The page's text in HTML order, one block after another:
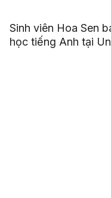
Sinh viên Hoa Sen
học tiếng Anh tại